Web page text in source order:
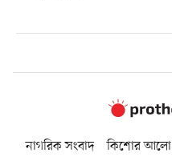
নাগরিক সংবাদ কিশোর আলো